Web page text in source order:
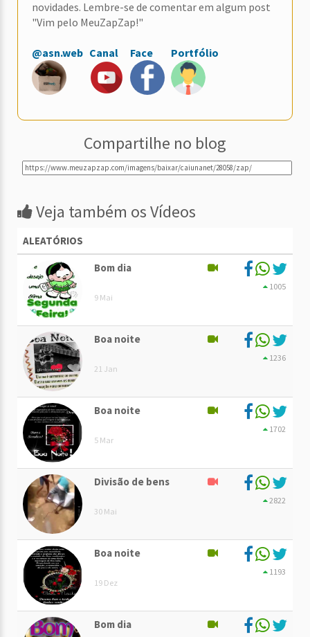
novidades. Lembre-se de comentar em algum post
"Vim pelo MeuZapZap!"
@asn.web Canal Face Portfólio
Compartilhe no blog
Veja também os Vídeos
ALEATÓRIOS
Bom dia
9 Mai
1005
Boa noite
21 Jan
1236
Boa noite
5 Mar
1702
Divisão de bens
30 Mai
2822
Boa noite
19 Dez
1193
Bom dia